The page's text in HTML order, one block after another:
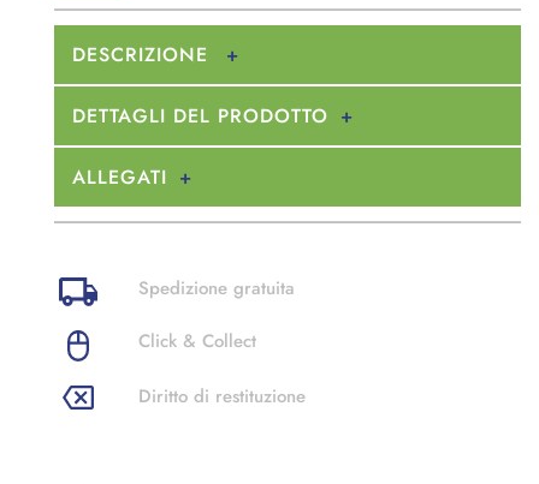
DESCRIZIONE
DETTAGLI DEL PRODOTTO
ALLEGATI
Spedizione gratuita
Click & Collect
Diritto di restituzione